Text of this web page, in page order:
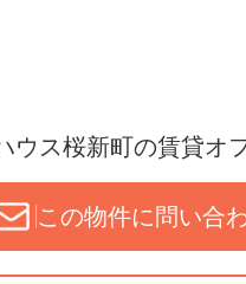
ウス桜新町の賃貸オ
この物件に問い合